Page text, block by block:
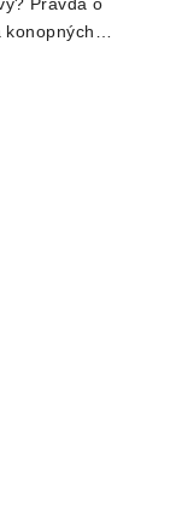
Pravda o